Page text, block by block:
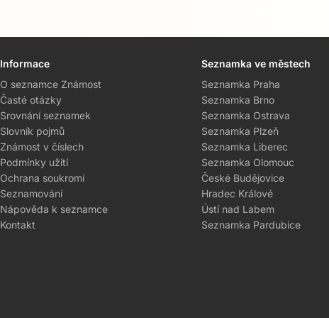
Přejít na hlavní obsah
Informace
O seznamce Známost
Časté otázky
Srovnání seznamek
Slovník pojmů
Známost v číslech
Podmínky užití
Ochrana soukromí
Seznamování
Nápověda k seznamce
Kontakt
Seznamka ve městech
Seznamka Praha
Seznamka Brno
Seznamka Ostrava
Seznamka Plzeň
Seznamka Liberec
Seznamka Olomouc
České Budějovice
Hradec Králové
Ústí nad Labem
Seznamka Pardubice